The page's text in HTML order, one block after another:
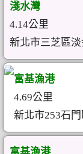
淺水灣
4.14公里
新北市三芝區
富基漁港
4.69公里
新北市253石